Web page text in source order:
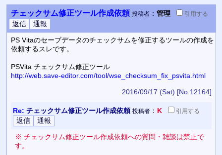
チェックサム修正ツール作成依頼 投稿者： 管理 引用する
PS Vitaのセーブデータのチェックサムを修正するツールの作成を
依頼するスレです。
PSVita チェックサム修正ツール
http://web.save-editor.com/tool/wse_checksum_fix_psvita.html
2016/09/17 (Sat) [No.12164]
Re: チェックサム修正ツール作成依頼 投稿者： K 引用する
※ チェックサム修正ツール作成依頼への質問・雑談は禁止で
す。